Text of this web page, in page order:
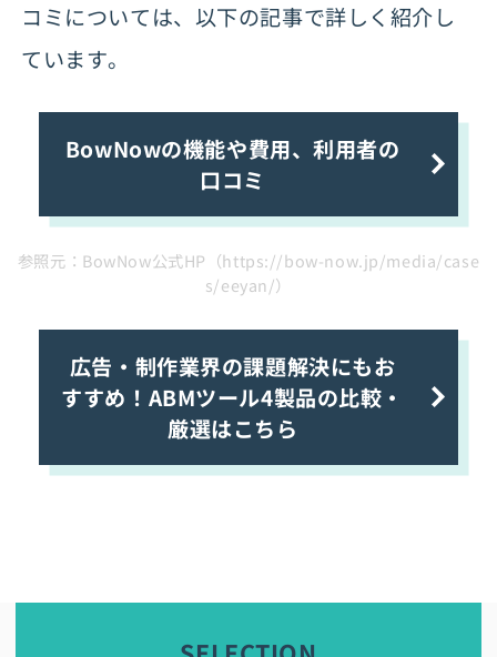
コミについては、以下の記事で詳しく紹介し
ています。
BowNowの機能や費用、利用者の
口コミ
参照元：BowNow公式HP（https://bow-now.jp/media/case
s/eeyan/）
広告・制作業界の課題解決にもお
すすめ！ABMツール4製品の比較・
厳選はこちら